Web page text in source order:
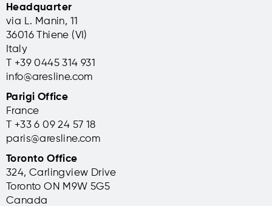
Headquarter
via L. Manin, 11
36016 Thiene (VI)
Italy
T +39 0445 314 931
info@aresline.com
Parigi Office
France
T +33 6 09 24 57 18
paris@aresline.com
Toronto Office
324, Carlingview Drive
Toronto ON M9W 5G5
Canada